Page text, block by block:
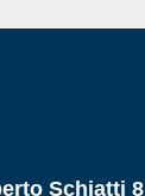
Schiatti 8